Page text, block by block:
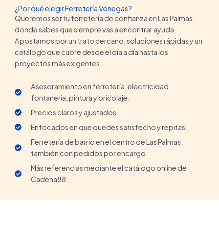
¿Por qué elegir Ferretería Venegas?
Queremos ser tu ferretería de confianza en Las Palmas,
donde sabes que siempre vas a encontrar ayuda.
Apostamos por un trato cercano, soluciones rápidas y un
catálogo que cubre desde el día a día hasta los
proyectos más exigentes.
Asesoramiento en ferretería, electricidad,
fontanería, pintura y bricolaje.
Precios claros y ajustados.
Enfocados en que quedes satisfecho y repitas.
Ferretería de barrio en el centro de Las Palmas,
también con pedidos por encargo.
Más referencias mediante el catálogo online de
Cadena88.